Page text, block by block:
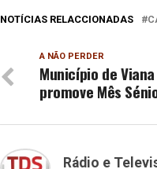
NOTÍCIAS RELACCIONADAS
A NÃO PERDER
Município de
promove Mês
Rádio e